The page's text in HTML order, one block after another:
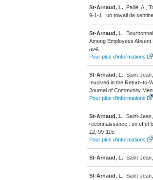
St-Arnaud, L., Paillé, A.,
9-1-1 : un travail de
St-Arnaud, L .,
Among Employees
no4.
Pour plus d'informations
St-Arnaud, L ., Saint-
Involved in the Return-to-
Journal of Community
Pour plus d'informations
St-Arnaud, L ., Saint-
reconnaissance : un effet
12, 99-115.
Pour plus d'informations
St-Arnaud, L., Saint-
St-Arnaud, L ., Saint-